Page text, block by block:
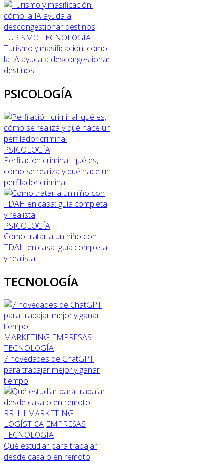
TURISMO TECNOLOGÍA
Turismo y masificación: cómo
la IA ayuda a descongestionar
destinos
PSICOLOGÍA
PSICOLOGÍA
Perfilación criminal: qué es,
cómo se realiza y qué hace un
perfilador criminal
PSICOLOGÍA
Cómo tratar a un niño con
TDAH en casa: guía completa
y realista
TECNOLOGÍA
MARKETING EMPRESAS
TECNOLOGÍA
7 novedades de ChatGPT
para trabajar mejor y ganar
tiempo
RRHH MARKETING
LOGÍSTICA EMPRESAS
TECNOLOGÍA
Qué estudiar para trabajar
desde casa o en remoto